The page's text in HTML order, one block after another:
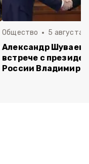
Общество 5 августа ,
Александр Шуваев
встрече с
России